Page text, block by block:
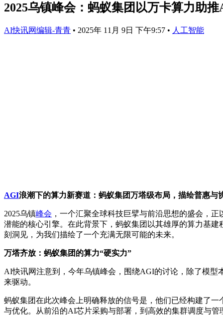
2025乌镇峰会：蚂蚁集团以万卡算力助
AI快讯网编辑-青青 • 2025年 11月 9日 下午9:57 • 人工智能
AGI浪潮下的算力新赛道：蚂蚁集团万塔级布局，描绘普惠与
2025乌镇峰会 ，一个汇聚全球科技巨擘与前沿思想的盛会，
潜能的核心引擎。在此背景下，蚂蚁集团以其雄厚的算力基
刻洞见，为我们描绘了一个充满无限可能的未来。
万塔齐放：蚂蚁集团的算力“硬实力”
AI快讯网注意到，今年乌镇峰会，围绕AGI的讨论，除了模
来驱动。
蚂蚁集团在此次峰会上明确释放的信号是，他们已经构建了
与优化。从前沿的AI芯片采购与部署，到高效的集群调度与